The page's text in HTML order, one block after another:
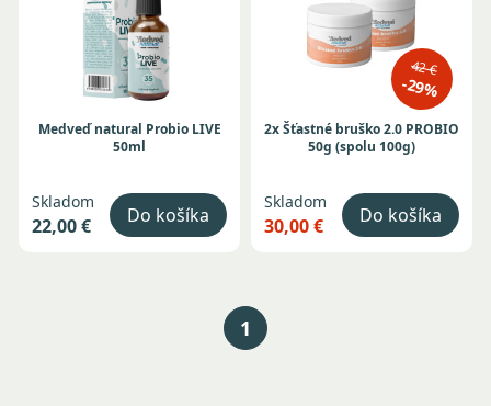
Medveď natural Probio LIVE
50ml
Skladom
22,00 € Do košíka
42 €
-29%
2x Šťastné bruško 2.0 PROBIO
50g (spolu 100g)
Skladom
30,00 € Do košíka
1